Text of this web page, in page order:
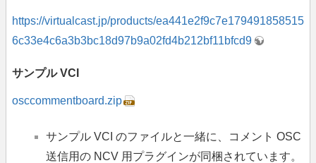
https://virtualcast.jp/products/ea441e2f9c7e179491858515
6c33e4c6a3b3bc18d97b9a02fd4b212bf11bfcd9
サンプル VCI
osccommentboard.zip
サンプル VCI のファイルと一緒に、コメント OSC
送信用の NCV 用プラグインが同梱されています。